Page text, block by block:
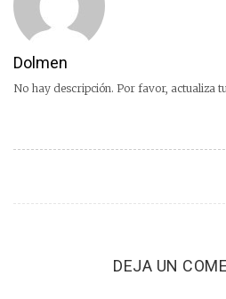
Dolmen
No hay descripción. Por favor, actualiza
DEJA UN